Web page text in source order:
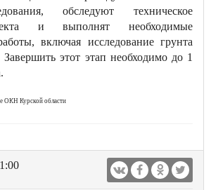
обследуют техническое
и выполнят необходимые
включая исследование грунта
этот этап необходимо до 1
ОКН Курской области